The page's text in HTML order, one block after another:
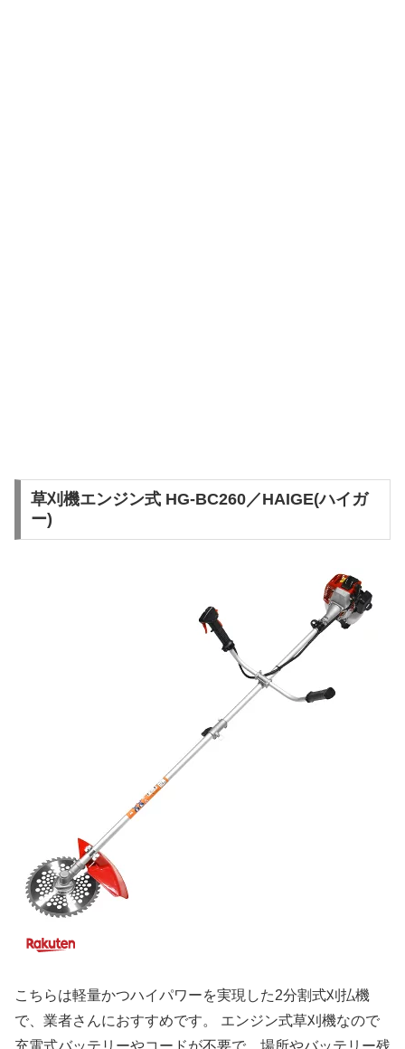
草刈機エンジン式 HG-BC260／HAIGE(ハイガ
ー)
こちらは軽量かつハイパワーを実現した2分割式刈払機
で、業者さんにおすすめです。 エンジン式草刈機なので
充電式バッテリーやコードが不要で、場所やバッテリー残